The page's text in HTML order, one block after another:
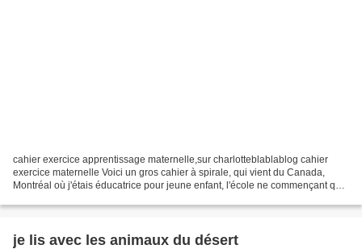
cahier exercice apprentissage maternelle,sur charlotteblablablog cahier
exercice maternelle Voici un gros cahier à spirale, qui vient du Canada,
Montréal où j'étais éducatrice pour jeune enfant, l'école ne commençant qu'à
je lis avec les animaux du désert